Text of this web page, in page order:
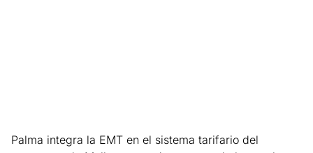
Palma integra la EMT en el sistema tarifario del